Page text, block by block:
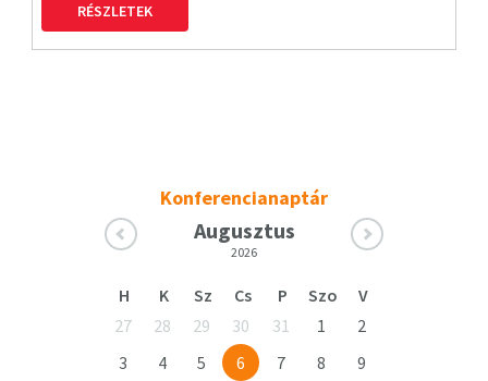
RÉSZLETEK
Konferencianaptár
Augusztus
2026
H K Sz Cs P Szo
V
27
28 29 30 31 1
2
3
4 5 6 7 8
9